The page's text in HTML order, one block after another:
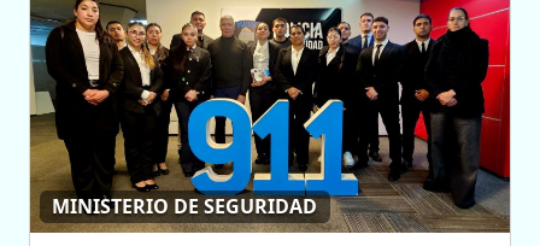
MINISTERIO DE SEGURIDAD